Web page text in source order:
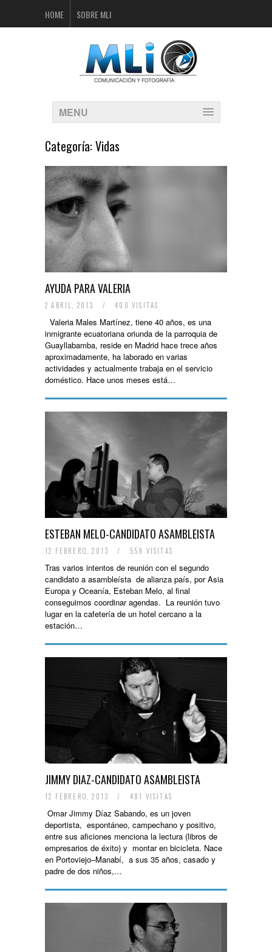
HOME SOBRE MLI
MENU
Categoría:Vidas
AYUDA PARA VALERIA
2 ABRIL, 2013 / 400 VISITAS
Valeria Males Martínez, tiene 40 años, es una
inmigrante ecuatoriana oriunda de la parroquia de
Guayllabamba, reside en Madrid hace trece años
aproximadamente, ha laborado en varias
actividades y actualmente trabaja en el servicio
doméstico. Hace unos meses está…
ESTEBAN MELO-CANDIDATO ASAMBLEISTA
12 FEBRERO, 2013 / 559 VISITAS
Tras varios intentos de reunión con el segundo
candidato a asambleísta de alianza país, por Asia
Europa y Oceanía, Esteban Melo, al final
conseguimos coordinar agendas. La reunión tuvo
lugar en la cafetería de un hotel cercano a la
estación…
JIMMY DIAZ-CANDIDATO ASAMBLEISTA
12 FEBRERO, 2013 / 481 VISITAS
Omar Jimmy Díaz Sabando, es un joven
deportista, espontáneo, campechano y positivo,
entre sus aficiones menciona la lectura (libros de
empresarios de éxito) y montar en bicicleta. Nace
en Portoviejo–Manabí, a sus 35 años, casado y
padre de dos niños,…